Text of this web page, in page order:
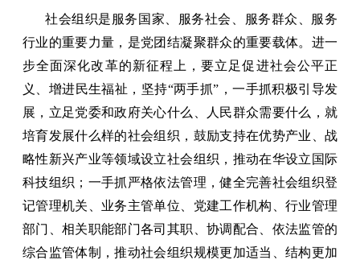
社会组织是服务国家、服务社会、服务群众、服务
行业的重要力量，是党团结凝聚群众的重要载体。进一
步全面深化改革的新征程上，要立足促进社会公平正
义、增进民生福祉，坚持“两手抓”，一手抓积极引导发
展，立足党委和政府关心什么、人民群众需要什么，就
培育发展什么样的社会组织，鼓励支持在优势产业、战
略性新兴产业等领域设立社会组织，推动在华设立国际
科技组织；一手抓严格依法管理，健全完善社会组织登
记管理机关、业务主管单位、党建工作机构、行业管理
部门、相关职能部门各司其职、协调配合、依法监管的
综合监管体制，推动社会组织规模更加适当、结构更加